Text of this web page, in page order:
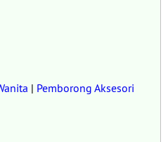
| Pemborong Aksesori